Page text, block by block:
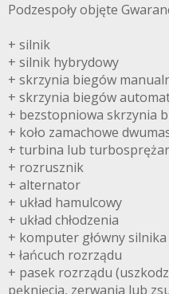
Podzespoły objęte
+ silnik
+ silnik hybrydowy
+ skrzynia biegów
+ skrzynia biegów
+ bezstopniowa skrzynia
+ koło zamachowe
+ turbina lub
+ rozrusznik
+ alternator
+ układ hamulcowy
+ układ chłodzenia
+ komputer główny silnika
+ łańcuch rozrządu
+ pasek rozrządu
pęknięcia, zerwania lub